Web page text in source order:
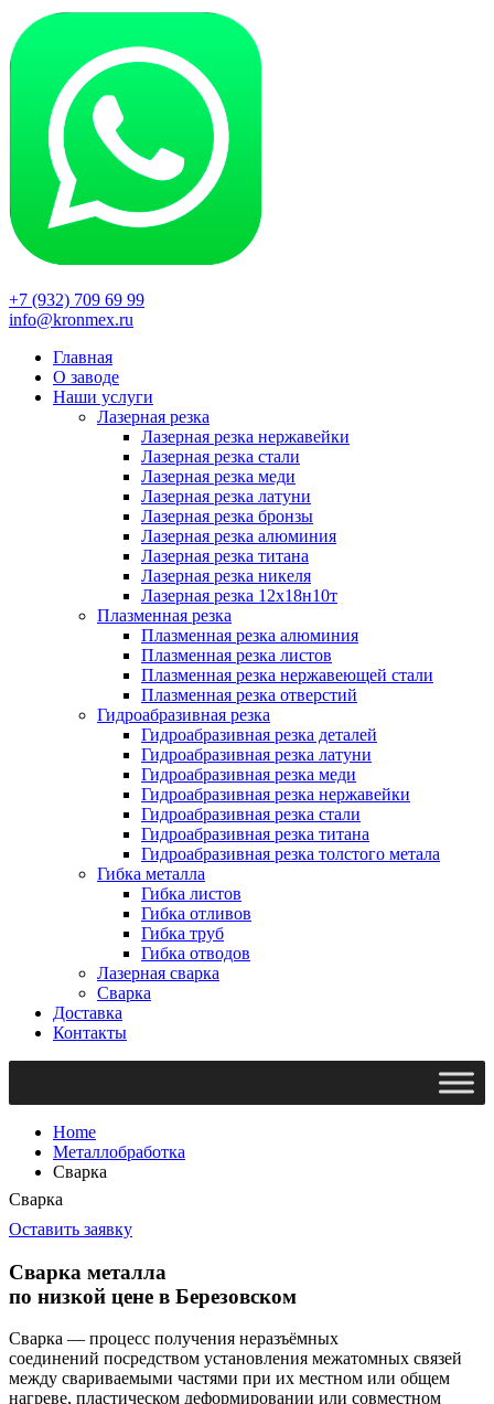
+7 (932) 709 69 99
info@kronmex.ru
Главная
О заводе
Наши услуги
Лазерная резка
Лазерная резка нержавейки
Лазерная резка стали
Лазерная резка меди
Лазерная резка латуни
Лазерная резка бронзы
Лазерная резка алюминия
Лазерная резка титана
Лазерная резка никеля
Лазерная резка 12х18н10т
Плазменная резка
Плазменная резка алюминия
Плазменная резка листов
Плазменная резка нержавеющей стали
Плазменная резка отверстий
Гидроабразивная резка
Гидроабразивная резка деталей
Гидроабразивная резка латуни
Гидроабразивная резка меди
Гидроабразивная резка нержавейки
Гидроабразивная резка стали
Гидроабразивная резка титана
Гидроабразивная резка толстого метала
Гибка металла
Гибка листов
Гибка отливов
Гибка труб
Гибка отводов
Лазерная сварка
Сварка
Доставка
Контакты
Home
Металлобработка
Сварка
Сварка
Оставить заявку
Сварка металла
по низкой цене в Березовском
Сварка — процесс получения неразъёмных
соединений посредством установления межатомных связей
между свариваемыми частями при их местном или общем
нагреве, пластическом деформировании или совместном